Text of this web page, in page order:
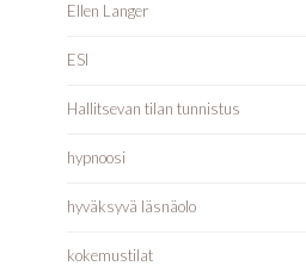
Ellen Langer
ESI
Hallitsevan tilan tunnistus
hypnoosi
hyväksyvä läsnäolo
kokemustilat